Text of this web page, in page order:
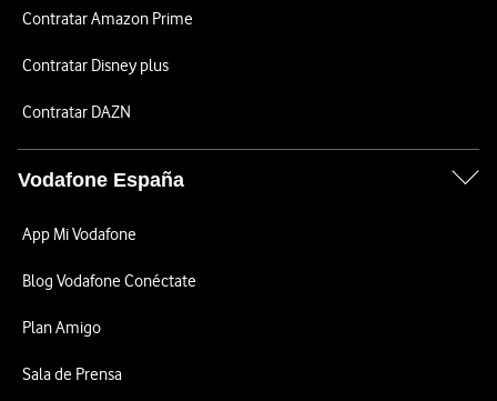
Contratar Amazon Prime
Contratar Disney plus
Contratar DAZN
Vodafone España
App Mi Vodafone
Blog Vodafone Conéctate
Plan Amigo
Sala de Prensa